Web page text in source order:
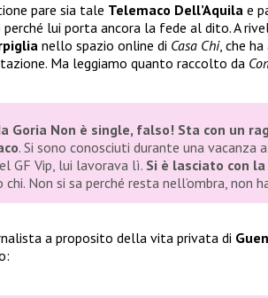
pare sia tale Telemaco Dell’Aquila e
lui porta ancora la fede al dito. A
nello spazio online di Casa Chi, che
Ma leggiamo quanto raccolto da
Goria Non è single, falso! Sta con un
. Si sono conosciuti durante una vacanza
GF Vip, lui lavorava lì. Si è lasciato con
chi. Non si sa perché resta nell’ombra, non
a proposito della vita privata di